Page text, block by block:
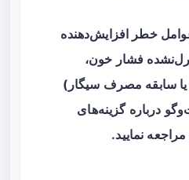
خطر افزایش‌دهنده
فشار خون،
سابقه مصرف سیگار)
درباره گزینه‌های
نمایید.